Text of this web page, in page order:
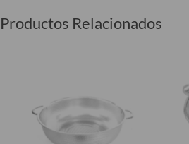
Productos Relacionados